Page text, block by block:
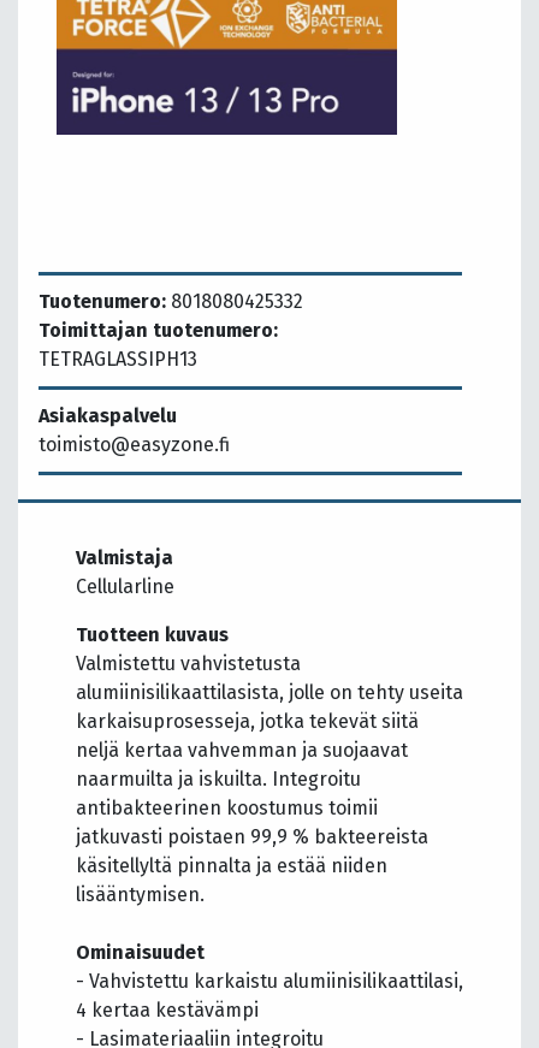
Tuotenumero: 8018080425332
Toimittajan tuotenumero:
TETRAGLASSIPH13
Asiakaspalvelu
toimisto@easyzone.fi
Valmistaja
Cellularline
Tuotteen kuvaus
Valmistettu vahvistetusta
alumiinisilikaattilasista, jolle on tehty useita
karkaisuprosesseja, jotka tekevät siitä
neljä kertaa vahvemman ja suojaavat
naarmuilta ja iskuilta. Integroitu
antibakteerinen koostumus toimii
jatkuvasti poistaen 99,9 % bakteereista
käsitellyltä pinnalta ja estää niiden
lisääntymisen.
Ominaisuudet
- Vahvistettu karkaistu alumiinisilikaattilasi,
4 kertaa kestävämpi
- Lasimateriaaliin integroitu